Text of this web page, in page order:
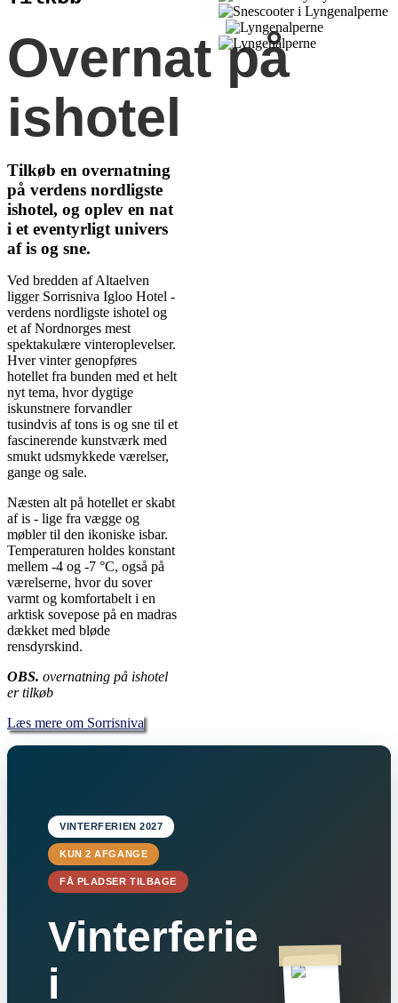
Overnat på
ishotel
Tilkøb en overnatning
på verdens nordligste
ishotel, og oplev en nat
i et eventyrligt univers
af is og sne.
Ved bredden af Altaelven
ligger Sorrisniva Igloo Hotel -
verdens nordligste ishotel og
et af Nordnorges mest
spektakulære vinteroplevelser.
Hver vinter genopføres
hotellet fra bunden med et helt
nyt tema, hvor dygtige
iskunstnere forvandler
tusindvis af tons is og sne til et
fascinerende kunstværk med
smukt udsmykkede værelser,
gange og sale.
Næsten alt på hotellet er skabt
af is - lige fra vægge og
møbler til den ikoniske isbar.
Temperaturen holdes konstant
mellem -4 og -7 °C, også på
værelserne, hvor du sover
varmt og komfortabelt i en
arktisk sovepose på en madras
dækket med bløde
rensdyrskind.
OBS. overnatning på ishotel
er tilkøb
Læs mere om Sorrisniva
VINTERFERIEN 2027
KUN 2 AFGANGE
FÅ PLADSER TILBAGE
Vinterferie
i